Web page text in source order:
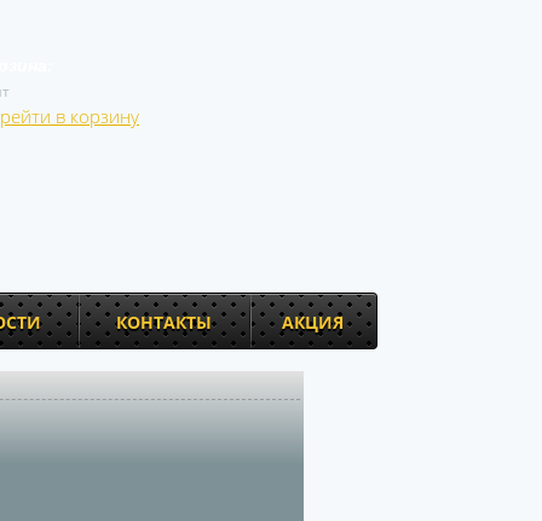
в корзину
КОНТАКТЫ АКЦИЯ